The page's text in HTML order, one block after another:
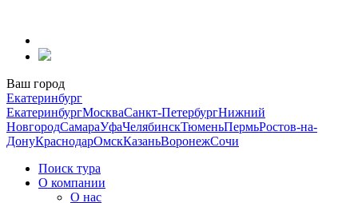
содержанию
Ваш город
Екатеринбург
ЕкатеринбургМоскваСанкт-ПетербургНижний
НовгородСамараУфаЧелябинскТюменьПермьРостов-на-
ДонуКраснодарОмскКазаньВоронежСочи
Поиск тура
О компании
О нас